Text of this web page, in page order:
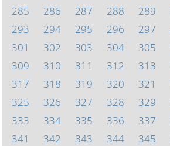
285
286 287 288 289
293
294 295 296 297
301
302 303 304 305
309
310 311 312 313
317
318 319 320 321
325
326 327 328 329
333
334 335 336 337
341
342 343 344 345